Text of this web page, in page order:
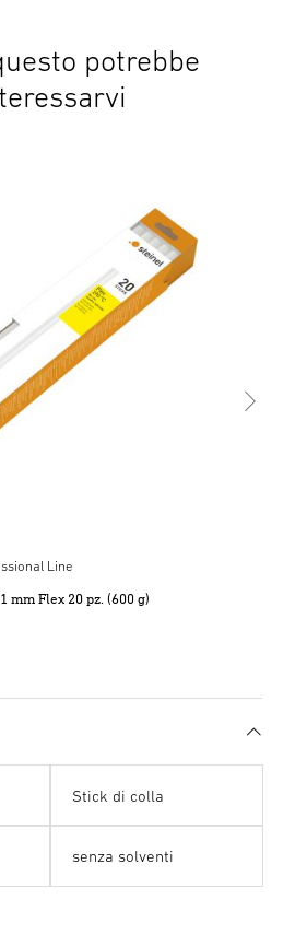
potrebbe
Line
mm Flex 20 pz. (600 g)
Stick di colla
senza solventi